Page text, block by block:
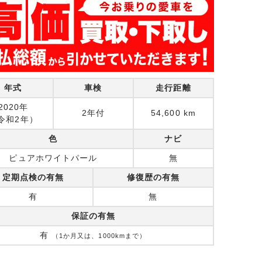
年式 車検 走行距離
年
和2年）
2年付 54,600 km
色 ナビ
ピュアホワイトパール 無
定期点検の有無 修復歴の有無
有 無
保証の有無
有 （1か月又は、1000kmまで）